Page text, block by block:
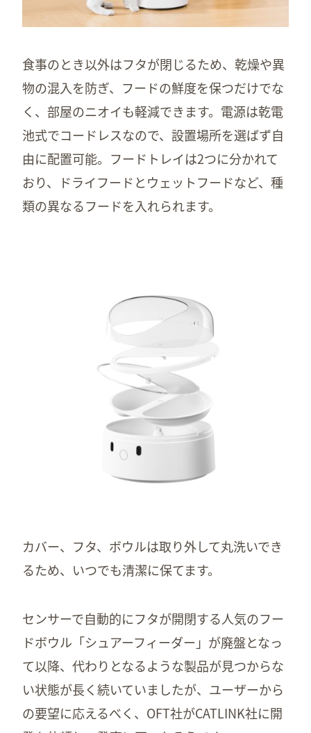
食事のとき以外はフタが閉じるため、乾燥や異
物の混入を防ぎ、フードの鮮度を保つだけでな
く、部屋のニオイも軽減できます。電源は乾電
池式でコードレスなので、設置場所を選ばず自
由に配置可能。フードトレイは2つに分かれて
おり、ドライフードとウェットフードなど、種
類の異なるフードを入れられます。
カバー、フタ、ボウルは取り外して丸洗いでき
るため、いつでも清潔に保てます。
センサーで自動的にフタが開閉する人気のフー
ドボウル「シュアーフィーダー」が廃盤となっ
て以降、代わりとなるような製品が見つからな
い状態が長く続いていましたが、ユーザーから
の要望に応えるべく、OFT社がCATLINK社に開